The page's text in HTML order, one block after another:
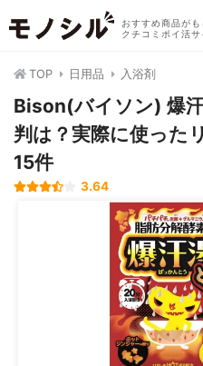
おすすめ商品がも
クチコミポイ活サ
TOP 日用品 入浴剤
Bison(バイソン) 爆
判は？実際に使った
15件
3.64